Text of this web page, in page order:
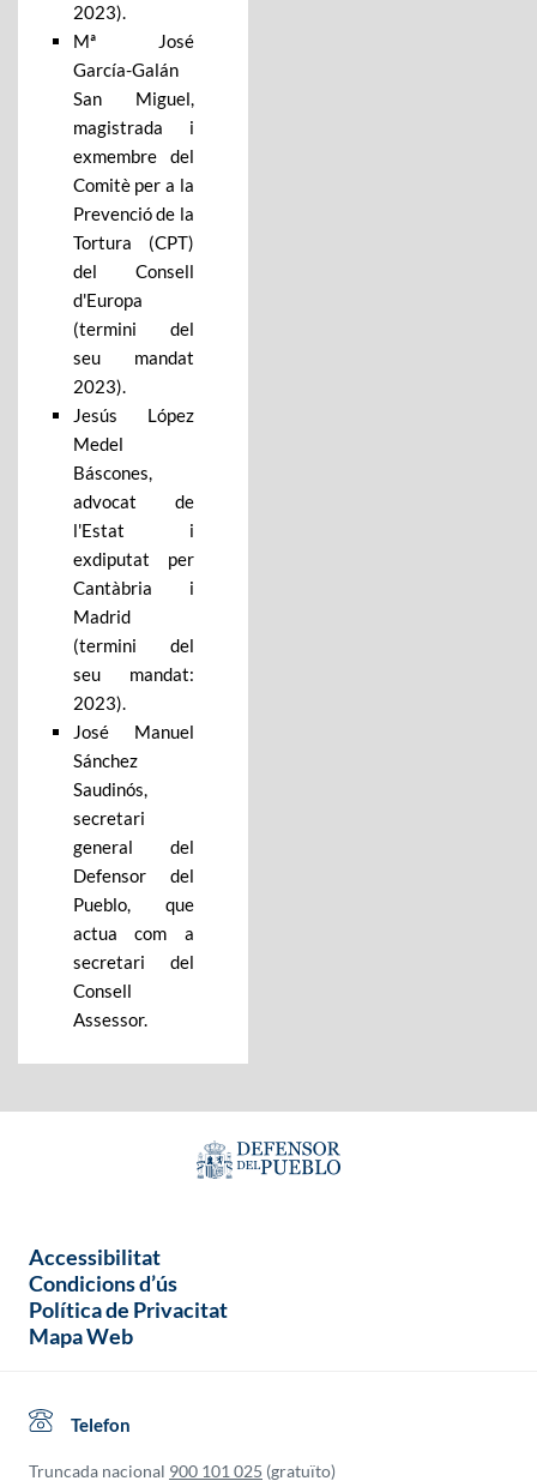
2023).
Mª José
García-Galán
San Miguel,
magistrada i
exmembre del
Comitè per a la
Prevenció de la
Tortura (CPT)
del Consell
d'Europa
(termini del
seu mandat
2023).
Jesús López
Medel
Báscones,
advocat de
l'Estat i
exdiputat per
Cantàbria i
Madrid
(termini del
seu mandat:
2023).
José Manuel
Sánchez
Saudinós,
secretari
general del
Defensor del
Pueblo, que
actua com a
secretari del
Consell
Assessor.
Accessibilitat
Condicions d’ús
Política de Privacitat
Mapa Web
Telefon
Truncada nacional 900 101 025 (gratuïto)